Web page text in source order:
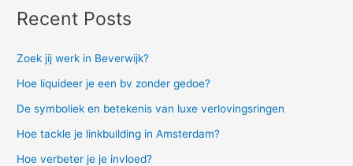
Recent Posts
Zoek jij werk in Beverwijk?
Hoe liquideer je een bv zonder gedoe?
De symboliek en betekenis van luxe verlovingsringen
Hoe tackle je linkbuilding in Amsterdam?
Hoe verbeter je je invloed?